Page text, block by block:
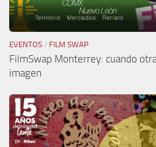
EVENTOS / FILM SWAP
FilmSwap Monterrey: cuando
imagen